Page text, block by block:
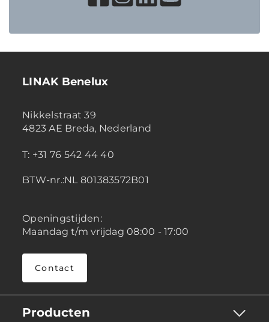
LINAK Benelux
Nikkelstraat 39
4823 AE Breda, Nederland
T: +31 76 542 44 40
BTW-nr.:NL 801383572B01
Openingstijden:
Maandag t/m vrijdag 08:00 - 17:00
Contact
Producten